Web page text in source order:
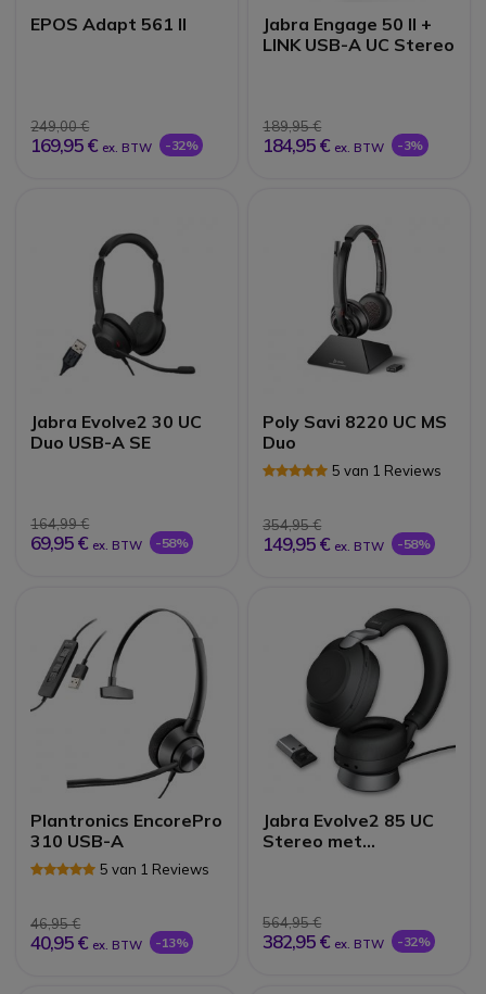
EPOS Adapt 561 II
249,00 €
169,95 € ex. BTW -32%
Jabra Engage 50 II +
LINK USB-A UC Stereo
189,95 €
184,95 € ex. BTW -3%
Jabra Evolve2 30 UC
Duo USB-A SE
164,99 €
69,95 € ex. BTW -58%
Poly Savi 8220 UC MS
Duo
5 van 1 Reviews
354,95 €
149,95 € ex. BTW -58%
Plantronics EncorePro
310 USB-A
5 van 1 Reviews
46,95 €
40,95 € ex. BTW -13%
Jabra Evolve2 85 UC
Stereo met
564,95 €
382,95 € ex. BTW -32%